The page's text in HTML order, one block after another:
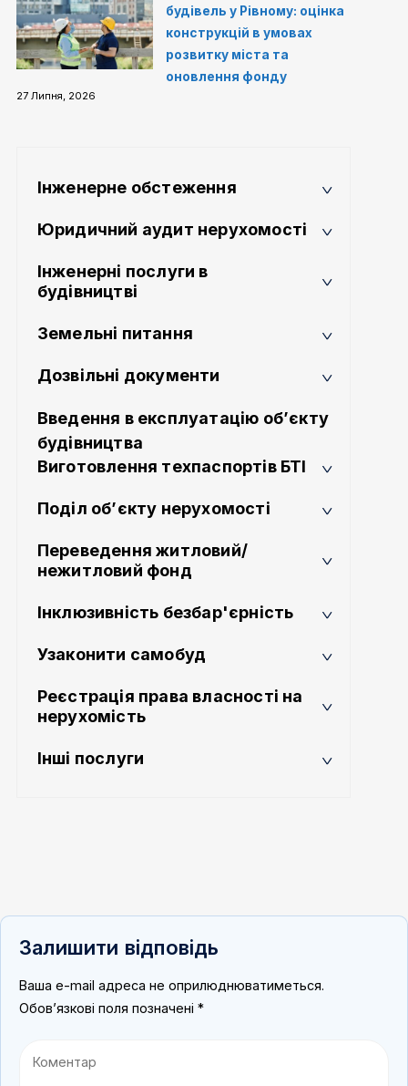
будівель у Рівному: оцінка
конструкцій в умовах
розвитку міста та
оновлення фонду
27 Липня, 2026
Інженерне обстеження
Юридичний аудит нерухомості
Інженерні послуги в
будівництві
Земельні питання
Дозвільні документи
Введення в експлуатацію об’єкту
будівництва
Виготовлення техпаспортів БТІ
Поділ об’єкту нерухомості
Переведення житловий/
нежитловий фонд
Інклюзивність безбар'єрність
Узаконити самобуд
Реєстрація права власності на
нерухомість
Інші послуги
Залишити відповідь
Ваша e-mail адреса не оприлюднюватиметься.
Обов’язкові поля позначені *